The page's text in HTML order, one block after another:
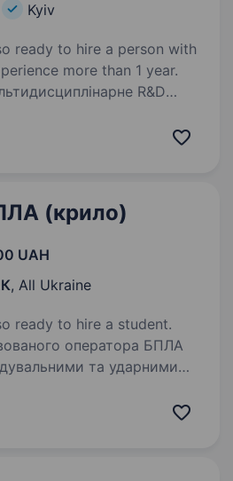
Kyiv
ready to hire a person with
more than 1 year.
R&D
(крило)
UAH
, All Ukraine
ready to hire a student.
оператора БПЛА
та ударними